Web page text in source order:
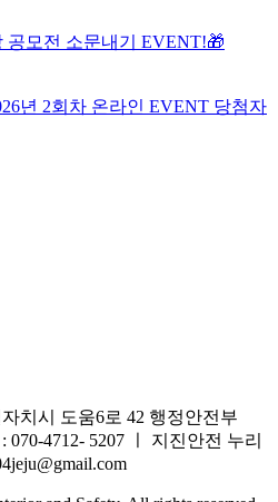
공모전 소문내기 EVENT!🎁
년 2회차 온라인 EVENT 당첨자
치시 도움6로 42 행정안전부
4712- 5207
지진안전 누리